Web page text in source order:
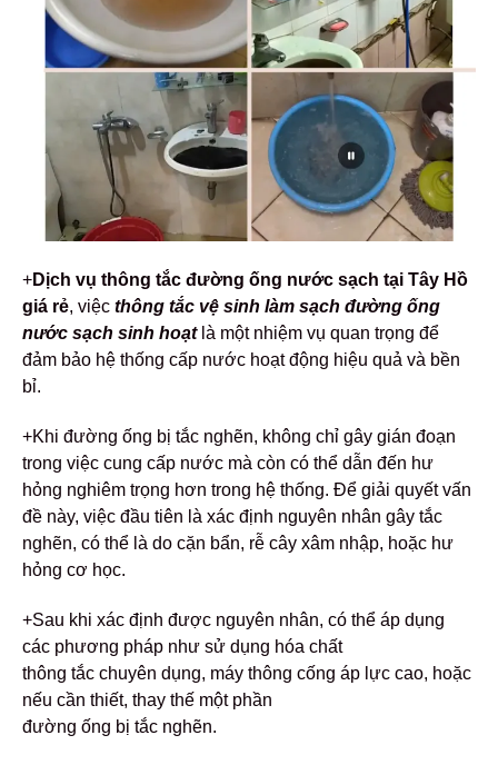
+Dịch vụ thông tắc đường ống nước sạch tại Tây Hồ
giá rẻ, việc thông tắc vệ sinh làm sạch đường ống
nước sạch sinh hoạtlà một nhiệm vụ quan trọng để
đảm bảo hệ thống cấp nước hoạt động hiệu quả và bền
bỉ.
+Khi đường ống bị tắc nghẽn, không chỉ gây gián đoạn
trong việc cung cấp nước mà còn có thể dẫn đến hư
hỏng nghiêm trọng hơn trong hệ thống. Để giải quyết vấn
đề này, việc đầu tiên là xác định nguyên nhân gây tắc
nghẽn, có thể là do cặn bẩn, rễ cây xâm nhập, hoặc hư
hỏng cơ học.
+Sau khi xác định được nguyên nhân, có thể áp dụng
các phương pháp như sử dụng hóa chất
thông tắc chuyên dụng, máy thông cống áp lực cao, hoặc
nếu cần thiết, thay thế một phần
đường ống bị tắc nghẽn.